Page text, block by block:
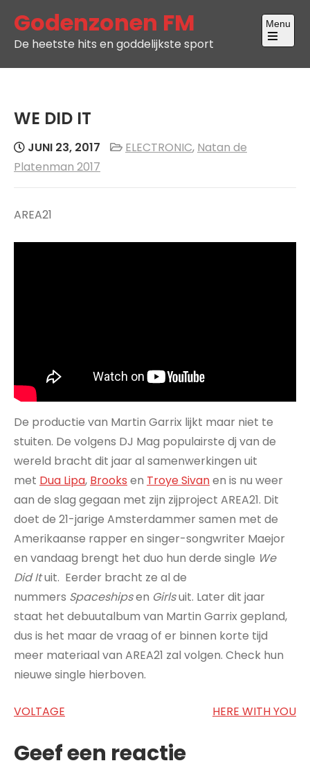
content
Godenzonen FM
De heetste hits en goddelijkste sport
Menu
Open
main
WE DID IT
JUNI 23, 2017 ELECTRONIC, Natan de
Platenman 2017
AREA21
De productie van Martin Garrix lijkt maar niet te
stuiten. De volgens DJ Mag populairste dj van de
wereld bracht dit jaar al samenwerkingen uit
met Dua Lipa, Brooks en Troye Sivanen is nu weer
aan de slag gegaan met zijn zijproject AREA21. Dit
doet de 21-jarige Amsterdammer samen met de
Amerikaanse rapper en singer-songwriter Maejor
en vandaag brengt het duo hun derde single We
Did Ituit. Eerder bracht ze al de
nummers Spaceshipsen Girlsuit. Later dit jaar
staat het debuutalbum van Martin Garrix gepland,
dus is het maar de vraag of er binnen korte tijd
meer materiaal van AREA21 zal volgen. Check hun
nieuwe single hierboven.
Bericht
VOLTAGE HERE WITH YOU
Geef een reactie